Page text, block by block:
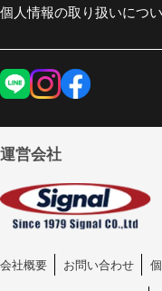
個人情報の取り扱いにつ
運営会社
会社概要 お問い合わせ